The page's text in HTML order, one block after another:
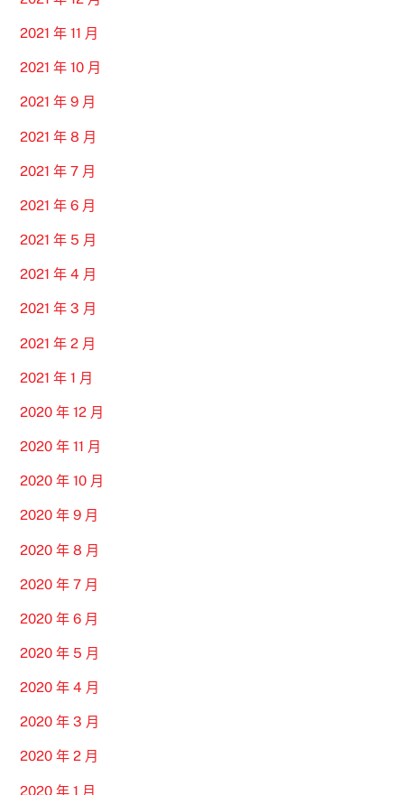
2021 年 11 月
2021 年 10 月
2021 年 9 月
2021 年 8 月
2021 年 7 月
2021 年 6 月
2021 年 5 月
2021 年 4 月
2021 年 3 月
2021 年 2 月
2021 年 1 月
2020 年 12 月
2020 年 11 月
2020 年 10 月
2020 年 9 月
2020 年 8 月
2020 年 7 月
2020 年 6 月
2020 年 5 月
2020 年 4 月
2020 年 3 月
2020 年 2 月
2020 年 1 月